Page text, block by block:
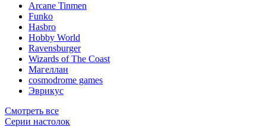
Arcane Tinmen
Funko
Hasbro
Hobby World
Ravensburger
Wizards of The Coast
Магеллан
сosmodrome games
Эврикус
Смотреть все
Серии настолок